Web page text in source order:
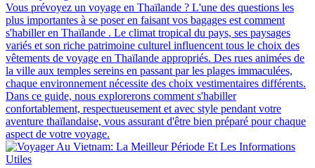
Vous prévoyez un voyage en Thaïlande ? L'une des questions les
plus importantes à se poser en faisant vos bagages est comment
s'habiller en Thaïlande . Le climat tropical du pays, ses paysages
variés et son riche patrimoine culturel influencent tous le choix des
vêtements de voyage en Thaïlande appropriés. Des rues animées de
la ville aux temples sereins en passant par les plages immaculées,
chaque environnement nécessite des choix vestimentaires différents.
Dans ce guide, nous explorerons comment s'habiller
confortablement, respectueusement et avec style pendant votre
aventure thaïlandaise, vous assurant d'être bien préparé pour chaque
aspect de votre voyage.